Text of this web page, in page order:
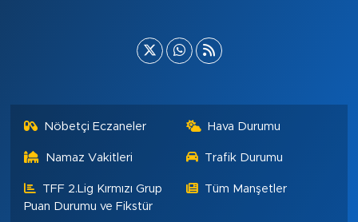
Nöbetçi Eczaneler Hava Durumu
Namaz Vakitleri Trafik Durumu
TFF 2.Lig Kırmızı Grup
Puan Durumu ve Fikstür
Tüm Manşetler